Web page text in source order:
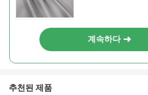
계속하다
추천된 제품